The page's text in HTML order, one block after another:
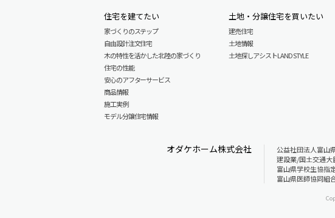
住宅を建てたい
家づくりのステップ
自由設計注文住宅
木の特性を活かした北陸の家づくり
住宅の性能
安心のアフターサービス
商品情報
施工実例
モデル分譲住宅情報
土地・分譲住宅を買いたい
建売住宅
土地情報
土地探しアシスト LAND STYLE
オダケホーム株式会社
公益社団法人富山
建設業/国土交通大
富山県学校生協指
富山県医師協同組